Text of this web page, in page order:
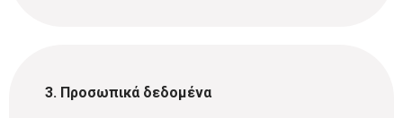
3. Προσωπικά δεδομένα